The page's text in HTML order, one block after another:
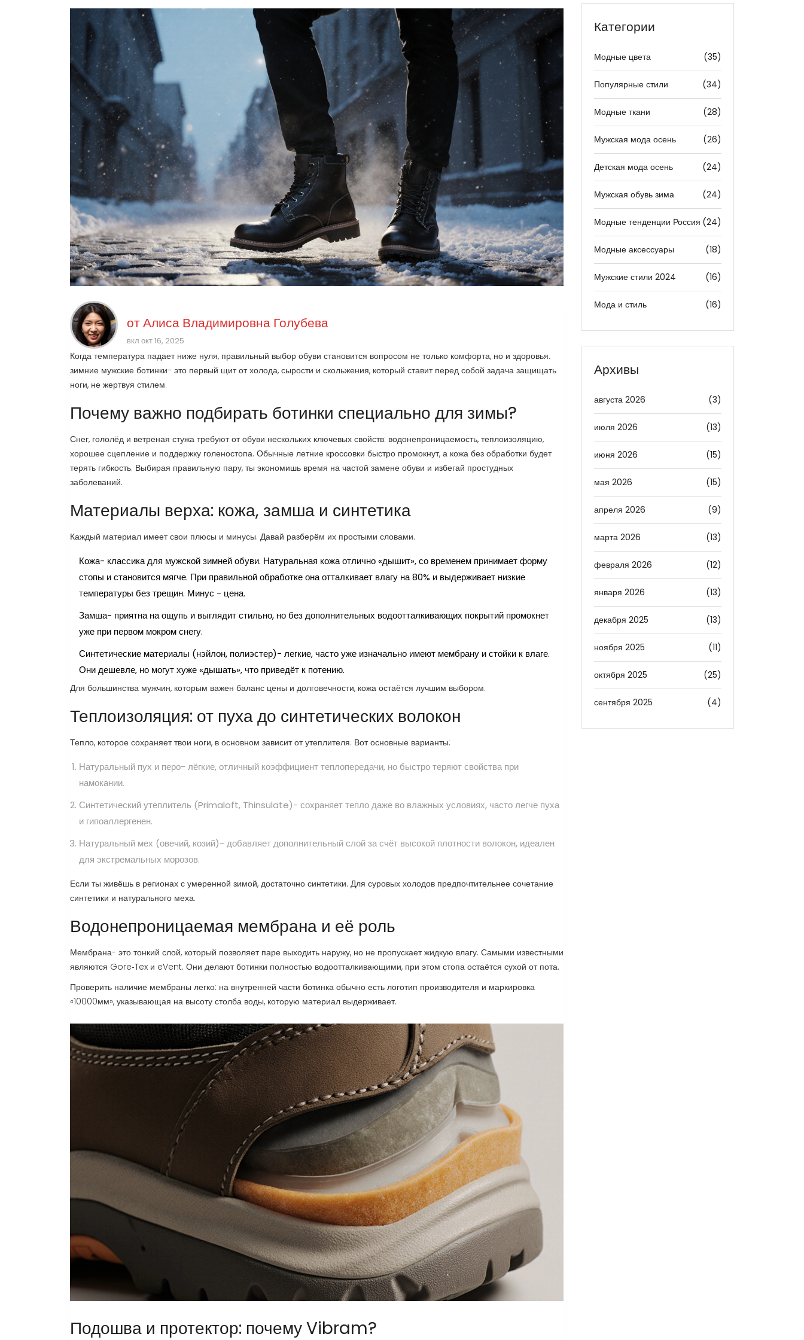
отАлиса Владимировна Голубева
вкл окт 16, 2025
Когда температура падает ниже нуля, правильный выбор обуви становится вопросом не только комфорта, но и здоровья.
зимние мужские ботинки- это первый щит от холода, сырости и скольжения, который ставит перед собой задача защищать
ноги, не жертвуя стилем.
Почему важно подбирать ботинки специально для зимы?
Снег, гололёд и ветреная стужа требуют от обуви нескольких ключевых свойств: водонепроницаемость, теплоизоляцию,
хорошее сцепление и поддержку голеностопа. Обычные летние кроссовки быстро промокнут, а кожа без обработки будет
терять гибкость. Выбирая правильную пару, ты экономишь время на частой замене обуви и избегай простудных
заболеваний.
Материалы верха: кожа, замша и синтетика
Каждый материал имеет свои плюсы и минусы. Давай разберём их простыми словами.
Кожа- классика для мужской зимней обуви. Натуральная кожа отлично «дышит», со временем принимает форму
стопы и становится мягче. При правильной обработке она отталкивает влагу на 80% и выдерживает низкие
температуры без трещин. Минус - цена.
Замша- приятна на ощупь и выглядит стильно, но без дополнительных водоотталкивающих покрытий промокнет
уже при первом мокром снегу.
Синтетические материалы (нэйлон, полиэстер)- легкие, часто уже изначально имеют мембрану и стойки к влаге.
Они дешевле, но могут хуже «дышать», что приведёт к потению.
Для большинства мужчин, которым важен баланс цены и долговечности, кожа остаётся лучшим выбором.
Теплоизоляция: от пуха до синтетических волокон
Тепло, которое сохраняет твои ноги, в основном зависит от утеплителя. Вот основные варианты:
Натуральный пух и перо- лёгкие, отличный коэффициент теплопередачи, но быстро теряют свойства при
намокании.
Синтетический утеплитель (Primaloft, Thinsulate)- сохраняет тепло даже во влажных условиях, часто легче пуха
и гипоаллергенен.
Натуральный мех (овечий, козий)- добавляет дополнительный слой за счёт высокой плотности волокон, идеален
для экстремальных морозов.
Если ты живёшь в регионах с умеренной зимой, достаточно синтетики. Для суровых холодов предпочтительнее сочетание
синтетики и натурального меха.
Водонепроницаемая мембрана и её роль
Мембрана- это тонкий слой, который позволяет паре выходить наружу, но не пропускает жидкую влагу. Самыми известными
являются Gore‑Tex и eVent. Они делают ботинки полностью водоотталкивающими, при этом стопа остаётся сухой от пота.
Проверить наличие мембраны легко: на внутренней части ботинка обычно есть логотип производителя и маркировка
«10000мм», указывающая на высоту столба воды, которую материал выдерживает.
Подошва и протектор: почему Vibram?
Категории
Модные цвета (35)
Популярные стили (34)
Модные ткани (28)
Мужская мода осень (26)
Детская мода осень (24)
Мужская обувь зима (24)
Модные тенденции Россия (24)
Модные аксессуары (18)
Мужские стили 2024 (16)
Мода и стиль (16)
Архивы
августа 2026 (3)
июля 2026 (13)
июня 2026 (15)
мая 2026 (15)
апреля 2026 (9)
марта 2026 (13)
февраля 2026 (12)
января 2026 (13)
декабря 2025 (13)
ноября 2025 (11)
октября 2025 (25)
сентября 2025 (4)